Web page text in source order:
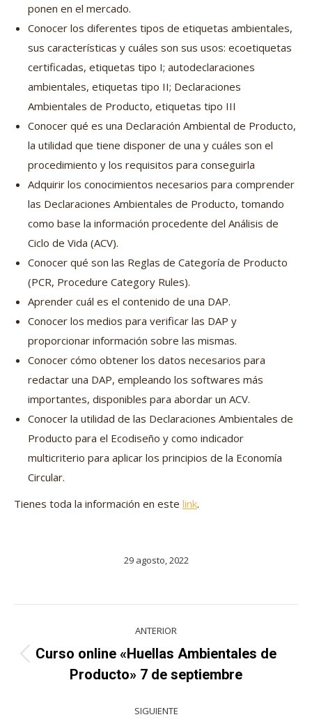
ponen en el mercado.
Conocer los diferentes tipos de etiquetas ambientales,
sus características y cuáles son sus usos: ecoetiquetas
certificadas, etiquetas tipo I; autodeclaraciones
ambientales, etiquetas tipo II; Declaraciones
Ambientales de Producto, etiquetas tipo III
Conocer qué es una Declaración Ambiental de Producto,
la utilidad que tiene disponer de una y cuáles son el
procedimiento y los requisitos para conseguirla
Adquirir los conocimientos necesarios para comprender
las Declaraciones Ambientales de Producto, tomando
como base la información procedente del Análisis de
Ciclo de Vida (ACV).
Conocer qué son las Reglas de Categoría de Producto
(PCR, Procedure Category Rules).
Aprender cuál es el contenido de una DAP.
Conocer los medios para verificar las DAP y
proporcionar información sobre las mismas.
Conocer cómo obtener los datos necesarios para
redactar una DAP, empleando los softwares más
importantes, disponibles para abordar un ACV.
Conocer la utilidad de las Declaraciones Ambientales de
Producto para el Ecodiseño y como indicador
multicriterio para aplicar los principios de la Economía
Circular.
Tienes toda la información en este link.
29 agosto, 2022
entre
proyectos
ANTERIOR
Proyecto
anterior
Curso online «Huellas Ambientales de
Producto» 7 de septiembre
SIGUIENTE